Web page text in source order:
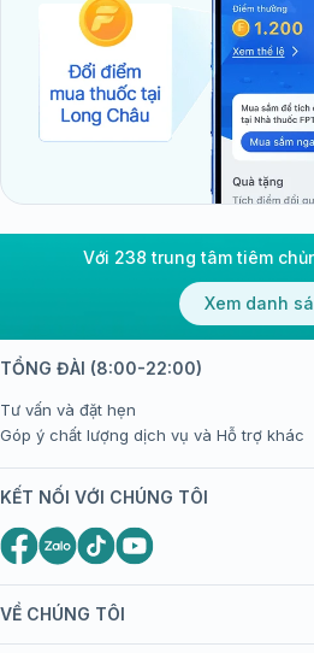
Với 238 trung tâm tiêm
Xem danh
VỀ CHÚNG TÔI
TỔNG ĐÀI (8:00-22:00)
Tư vấn và đặt hẹn
Góp ý chất lượng dịch vụ và Hỗ trợ khác
KẾT NỐI VỚI CHÚNG TÔI